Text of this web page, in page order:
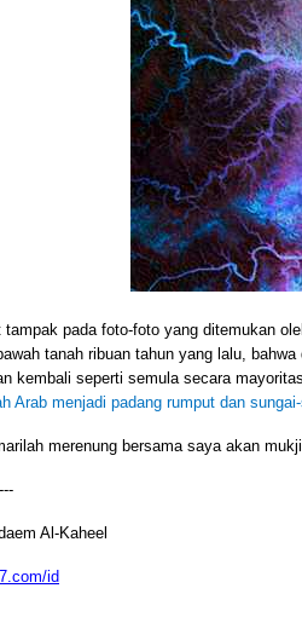
tampak pada foto-foto yang ditemukan
tanah ribuan tahun yang lalu,
kembali seperti semula secara
Arab menjadi padang rumput dan sungai-
merenung bersama saya akan
Al-Kaheel
id